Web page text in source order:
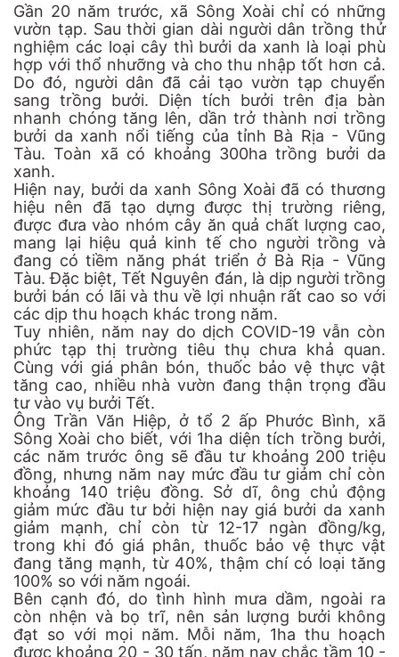
Gần 20 năm trước, xã Sông Xoài chỉ có những
vườn tạp. Sau thời gian dài người dân trồng thử
nghiệm các loại cây thì bưởi da xanh là loại phù
hợp với thổ nhưỡng và cho thu nhập tốt hơn cả.
Do đó, người dân đã cải tạo vườn tạp chuyển
sang trồng bưởi. Diện tích bưởi trên địa bàn
nhanh chóng tăng lên, dần trở thành nơi trồng
bưởi da xanh nổi tiếng của tỉnh Bà Rịa - Vũng
Tàu. Toàn xã có khoảng 300ha trồng bưởi da
xanh.
Hiện nay, bưởi da xanh Sông Xoài đã có thương
hiệu nên đã tạo dựng được thị trường riêng,
được đưa vào nhóm cây ăn quả chất lượng cao,
mang lại hiệu quả kinh tế cho người trồng và
đang có tiềm năng phát triển ở Bà Rịa - Vũng
Tàu. Đặc biệt, Tết Nguyên đán, là dịp người trồng
bưởi bán có lãi và thu về lợi nhuận rất cao so với
các dịp thu hoạch khác trong năm.
Tuy nhiên, năm nay do dịch COVID-19 vẫn còn
phức tạp thị trường tiêu thụ chưa khả quan.
Cùng với giá phân bón, thuốc bảo vệ thực vật
tăng cao, nhiều nhà vườn đang thận trọng đầu
tư vào vụ bưởi Tết.
Ông Trần Văn Hiệp, ở tổ 2 ấp Phước Bình, xã
Sông Xoài cho biết, với 1ha diện tích trồng bưởi,
các năm trước ông sẽ đầu tư khoảng 200 triệu
đồng, nhưng năm nay mức đầu tư giảm chỉ còn
khoảng 140 triệu đồng. Sở dĩ, ông chủ động
giảm mức đầu tư bởi hiện nay giá bưởi da xanh
giảm mạnh, chỉ còn từ 12-17 ngàn đồng/kg,
trong khi đó giá phân, thuốc bảo vệ thực vật
đang tăng mạnh, từ 40%, thậm chí có loại tăng
100% so với năm ngoái.
Bên cạnh đó, do tình hình mưa dầm, ngoài ra
còn nhện và bọ trĩ, nên sản lượng bưởi không
đạt so với mọi năm. Mỗi năm, 1ha thu hoạch
được khoảng 20 - 30 tấn, năm nay chắc tầm 10 -